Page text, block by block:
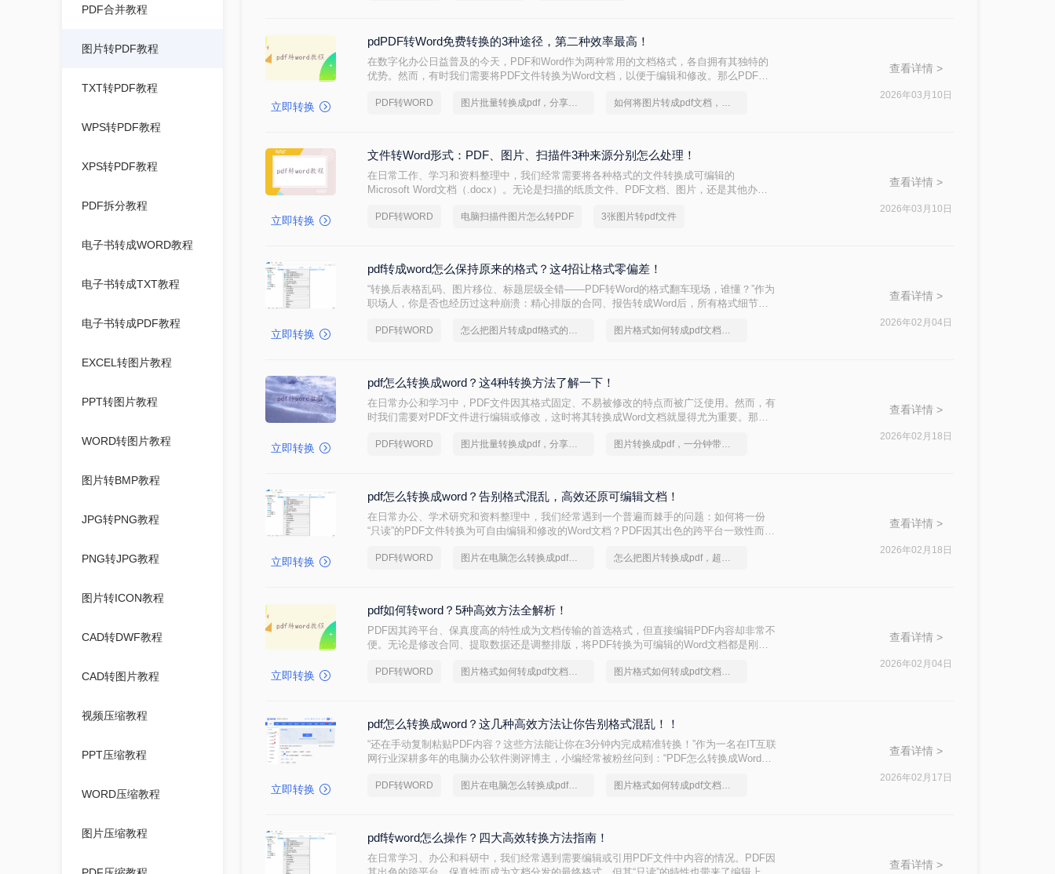
PDF合并教程
图片转PDF教程
TXT转PDF教程
WPS转PDF教程
XPS转PDF教程
PDF拆分教程
电子书转成WORD教程
电子书转成TXT教程
电子书转成PDF教程
EXCEL转图片教程
PPT转图片教程
WORD转图片教程
图片转BMP教程
JPG转PNG教程
PNG转JPG教程
图片转ICON教程
CAD转DWF教程
CAD转图片教程
视频压缩教程
PPT压缩教程
WORD压缩教程
图片压缩教程
立即转换
pdPDF转Word免费转换的3种途径，第二种效率最高！
在数字化办公日益普及的今天，PDF和Word作为两种常用的文档格式，各自拥有其独特的
优势。然而，有时我们需要将PDF文件转换为Word文档，以便于编辑和修改。那么PDF如
松实现文档格式的转换。
PDF转WORD 图片批量转换成pdf，分享一种简单的方法 如何将图片转成pdf文档，分享一种简单的方法
查看详情 >
2026年03月10日
立即转换
文件转Word形式：PDF、图片、扫描件3种来源分别怎么处理！
在日常工作、学习和资料整理中，我们经常需要将各种格式的文件转换成可编辑的
Microsoft Word文档（.docx）。无论是扫描的纸质文件、PDF文档、图片，还是其他办公
word形式呢？本文将介绍几种最常用的转换方法，分析其优缺点，推荐实用工具，并提供操
PDF转WORD 电脑扫描件图片怎么转PDF 3张图片转pdf文件
查看详情 >
2026年03月10日
立即转换
pdf转成word怎么保持原来的格式？这4招让格式零偏差！
“转换后表格乱码、图片移位、标题层级全错——PDF转Word的格式翻车现场，谁懂？”作为
职场人，你是否也经历过这种崩溃：精心排版的合同、报告转成Word后，所有格式细节全
PDF转WORD 怎么把图片转成pdf格式的文件 图片格式如何转成pdf文档？简单易学的方法
查看详情 >
2026年02月04日
立即转换
pdf怎么转换成word？这4种转换方法了解一下！
在日常办公和学习中，PDF文件因其格式固定、不易被修改的特点而被广泛使用。然而，有
时我们需要对PDF文件进行编辑或修改，这时将其转换成Word文档就显得尤为重要。那么
PDF到Word的转换。
PDF转WORD 图片批量转换成pdf，分享一种简单的方法 图片转换成pdf，一分钟带你了解
查看详情 >
2026年02月18日
立即转换
pdf怎么转换成word？告别格式混乱，高效还原可编辑文档！
在日常办公、学术研究和资料整理中，我们经常遇到一个普遍而棘手的问题：如何将一份
“只读”的PDF文件转换为可自由编辑和修改的Word文档？PDF因其出色的跨平台一致性而成
PDF转WORD 图片在电脑怎么转换成pdf，简单高效的转换方法 怎么把图片转换成pdf，超高效图文教程推荐
查看详情 >
2026年02月18日
立即转换
pdf如何转word？5种高效方法全解析！
PDF因其跨平台、保真度高的特性成为文档传输的首选格式，但直接编辑PDF内容却非常不
便。无论是修改合同、提取数据还是调整排版，将PDF转换为可编辑的Word文档都是刚
端操作等5类解决方案，覆盖不同场景下的转换需求。
PDF转WORD 图片格式如何转成pdf文档？方法详细解析 图片格式如何转成pdf文档？简单高效的恢复方法
查看详情 >
2026年02月04日
立即转换
pdf怎么转换成word？这几种高效方法让你告别格式混乱！！
“还在手动复制粘贴PDF内容？这些方法能让你在3分钟内完成精准转换！”作为一名在IT互联
网行业深耕多年的电脑办公软件测评博主，小编经常被粉丝问到：“PDF怎么转换成Word而
到报告数据提取，但许多人因操作繁琐、结果不准而头疼。
PDF转WORD 图片在电脑怎么转换成pdf，简单高效的转换方法 图片格式如何转成pdf文档？简单高效的恢复方法
查看详情 >
2026年02月17日
pdf转word怎么操作？四大高效转换方法指南！
在日常学习、办公和科研中，我们经常遇到需要编辑或引用PDF文件中内容的情况。PDF因
查看详情 >